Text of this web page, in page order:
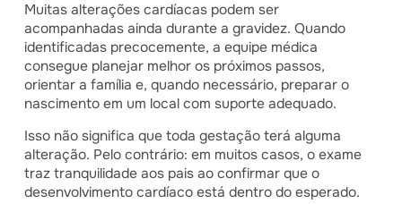
Muitas alterações cardíacas podem ser
acompanhadas ainda durante a gravidez. Quando
identificadas precocemente, a equipe médica
consegue planejar melhor os próximos passos,
orientar a família e, quando necessário, preparar o
nascimento em um local com suporte adequado.
Isso não significa que toda gestação terá alguma
alteração. Pelo contrário: em muitos casos, o exame
traz tranquilidade aos pais ao confirmar que o
desenvolvimento cardíaco está dentro do esperado.